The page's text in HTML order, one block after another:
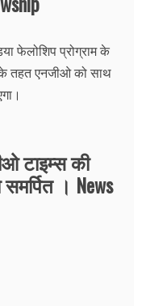
फेलोशिप प्रोग्राम के
तहत एनजीओ को साथ
टाइम्स की
। News